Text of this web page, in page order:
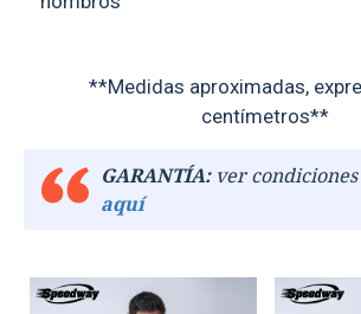
**Medidas aproximadas,
centímetros**
GARANTÍA:ver condiciones
aquí
TEXTTRANSPARENTE